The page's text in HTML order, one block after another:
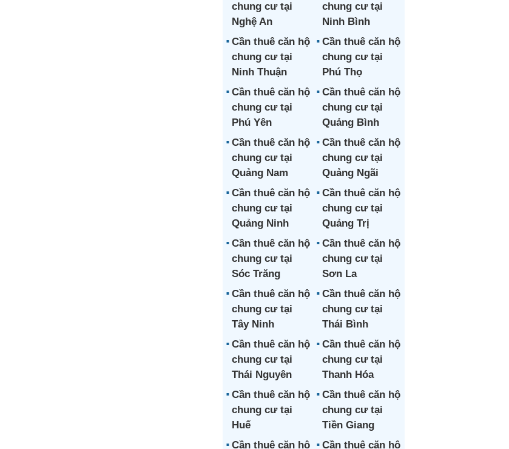
chung cư tại
Nghệ An
chung cư tại
Ninh Bình
Cần thuê căn hộ
chung cư tại
Ninh Thuận
Cần thuê căn hộ
chung cư tại
Phú Thọ
Cần thuê căn hộ
chung cư tại
Phú Yên
Cần thuê căn hộ
chung cư tại
Quảng Bình
Cần thuê căn hộ
chung cư tại
Quảng Nam
Cần thuê căn hộ
chung cư tại
Quảng Ngãi
Cần thuê căn hộ
chung cư tại
Quảng Ninh
Cần thuê căn hộ
chung cư tại
Quảng Trị
Cần thuê căn hộ
chung cư tại
Sóc Trăng
Cần thuê căn hộ
chung cư tại
Sơn La
Cần thuê căn hộ
chung cư tại
Tây Ninh
Cần thuê căn hộ
chung cư tại
Thái Bình
Cần thuê căn hộ
chung cư tại
Thái Nguyên
Cần thuê căn hộ
chung cư tại
Thanh Hóa
Cần thuê căn hộ
chung cư tại
Huế
Cần thuê căn hộ
chung cư tại
Tiền Giang
Cần thuê căn hộ
Cần thuê căn hộ